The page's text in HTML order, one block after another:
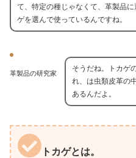
て、特定の種じゃなくて、革製品に
ゲを選んで使っているんですね。
革製品の研究家
そうだね。トカゲ
れ、は虫類皮革の
あるんだよ。
トカゲとは。